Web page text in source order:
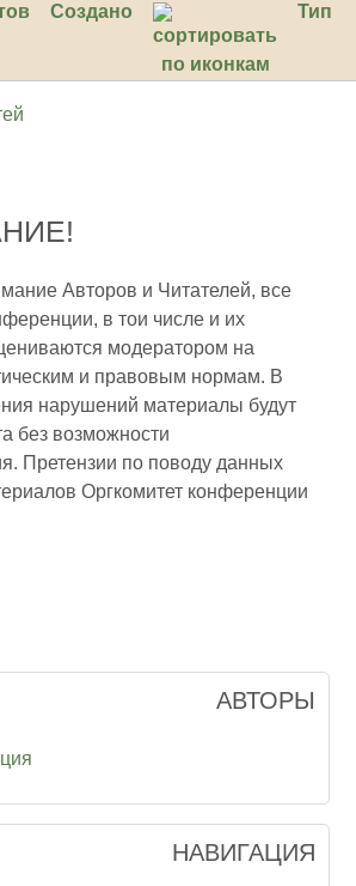
Создано
Тип
Авторов и Читателей, все
в тои числе и их
модератором на
и правовым нормам. В
нарушений материалы будут
без возможности
Претензии по поводу данных
Оргкомитет конференции
АВТОРЫ
НАВИГАЦИЯ